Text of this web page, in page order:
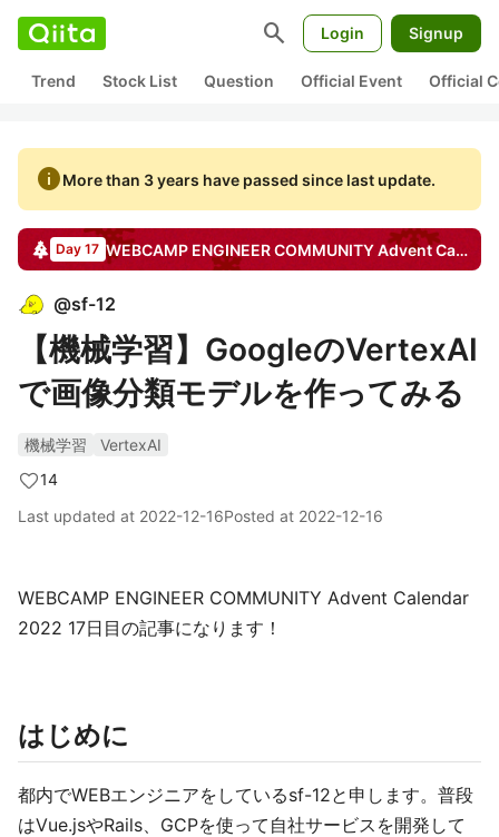
search Login Signup
Trend Stock List Question Official Event Official
infoMore than 3 years have passed since last update.
Day 17 WEBCAMP ENGINEER COMMUNITYAdvent Calendar
@sf-12
【機械学習】GoogleのVertexAI
で画像分類モデルを作ってみる
機械学習
VertexAI
14
Last updated at 2022-12-16Posted at 2022-12-16
WEBCAMP ENGINEER COMMUNITY Advent Calendar
2022 17日目の記事になります！
はじめに
都内でWEBエンジニアをしているsf-12と申します。普段
はVue.jsやRails、GCPを使って自社サービスを開発して